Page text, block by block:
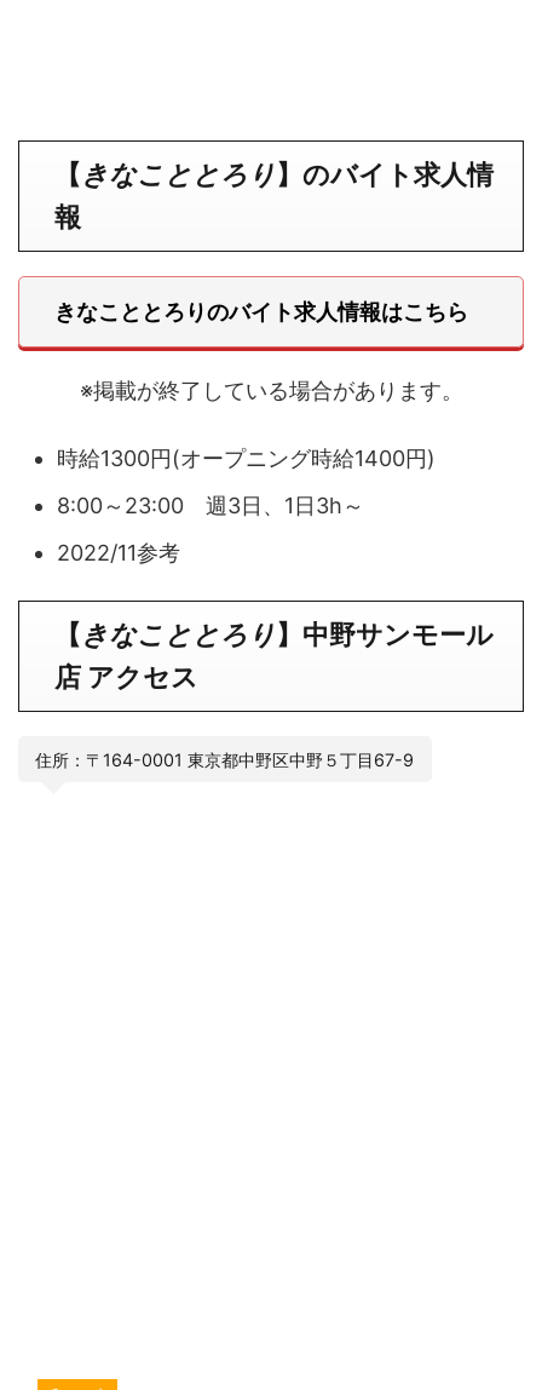
【きなこととろり】 のバイト求人情
報
きなこととろりのバイト求人情報はこちら
※掲載が終了している場合があります。
時給1300円(オープニング時給1400円)
8:00～23:00 週3日、1日3h～
2022/11参考
【きなこととろり】 中野サンモール
店アクセス
住所：〒164-0001 東京都中野区中野５丁目67-9